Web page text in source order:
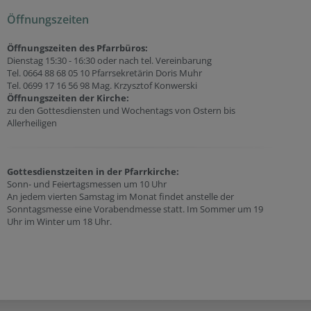
Öffnungszeiten
Öffnungszeiten des Pfarrbüros:
Dienstag 15:30 - 16:30 oder nach tel. Vereinbarung
Tel. 0664 88 68 05 10 Pfarrsekretärin Doris Muhr
Tel. 0699 17 16 56 98 Mag. Krzysztof Konwerski
Öffnungszeiten der Kirche:
zu den Gottesdiensten und Wochentags von Ostern bis
Allerheiligen
Gottesdienstzeiten in der Pfarrkirche:
Sonn- und Feiertagsmessen um 10 Uhr
An jedem vierten Samstag im Monat findet anstelle der
Sonntagsmesse eine Vorabendmesse statt. Im Sommer um 19
Uhr im Winter um 18 Uhr.